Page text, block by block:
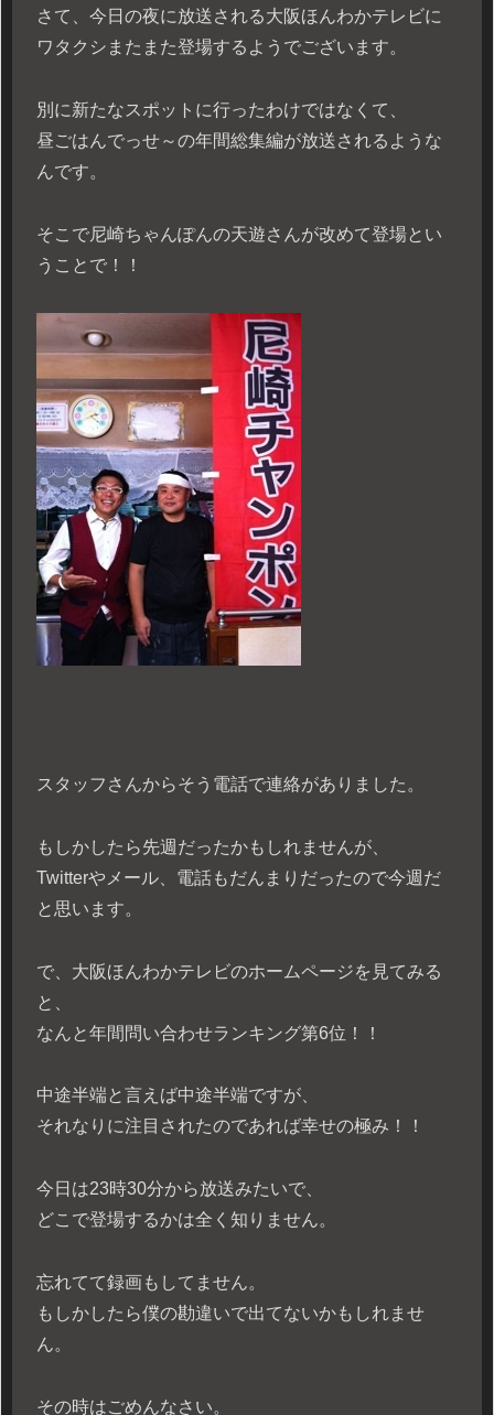
さて、今日の夜に放送される大阪ほんわかテレビに
ワタクシまたまた登場するようでございます。
別に新たなスポットに行ったわけではなくて、
昼ごはんでっせ～の年間総集編が放送されるような
んです。
そこで尼崎ちゃんぽんの天遊さんが改めて登場とい
うことで！！
スタッフさんからそう電話で連絡がありました。
もしかしたら先週だったかもしれませんが、
Twitterやメール、電話もだんまりだったので今週だ
と思います。
で、大阪ほんわかテレビのホームページを見てみる
と、
なんと年間問い合わせランキング第6位！！
中途半端と言えば中途半端ですが、
それなりに注目されたのであれば幸せの極み！！
今日は23時30分から放送みたいで、
どこで登場するかは全く知りません。
忘れてて録画もしてません。
もしかしたら僕の勘違いで出てないかもしれませ
ん。
その時はごめんなさい。